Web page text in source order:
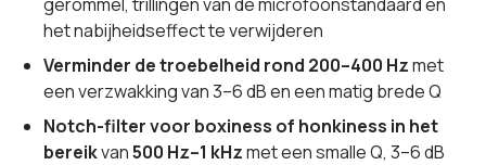
het nabijheidseffect te verwijderen
Verminder de troebelheid rond 200–400 Hzmet
een verzwakking van 3–6 dB en een matig brede Q
Notch-filter voor boxiness of honkiness in het
bereikvan500 Hz–1 kHzmet een smalle Q, 3–6 dB